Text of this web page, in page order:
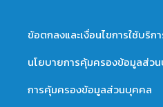
ข้อตกลงและเงื่อนไขการใช้บริก
นโยบายการคุ้มครองข้อมูลส่ว
การคุ้มครองข้อมูลส่วนบุคคล